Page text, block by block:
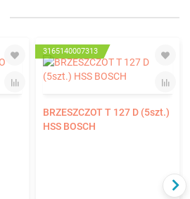
3165140007313
BRZESZCZOT T 127 D (5szt.)
HSS BOSCH